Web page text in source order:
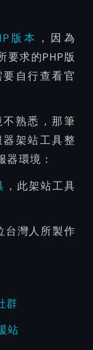
版本
，因為
要求的PHP版
自行查看官
熟悉，那筆
架站工具整
器環境 ：
，此架站工具
台灣人所製作
群
站